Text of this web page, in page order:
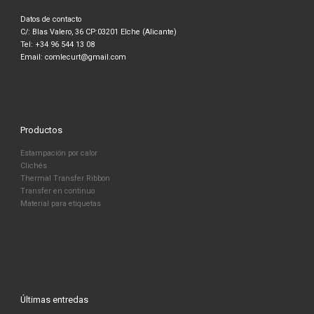
Datos de contacto
C/: Blas Valero, 36 CP:03201 Elche (Alicante)
Tel: +34 96 544 13 08
Email: comlecurt@gmail.com
Productos
Estampación por calor
Clichés
Thermal Transfer Ribbon
Transfer en continuo
Material para etiquetas
Últimas entredas